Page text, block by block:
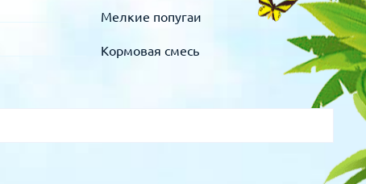
Мелкие попугаи
Кормовая смесь